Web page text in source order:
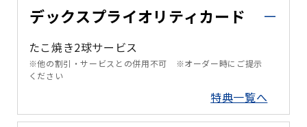
デックスプライオリティカード
たこ焼き2球サービス
※他の割引・サービスとの併用不可 ※オーダー時にご提示
ください
特典一覧へ